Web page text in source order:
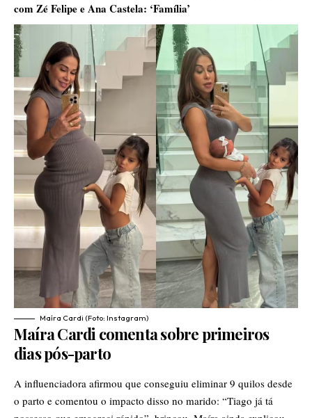
com Zé Felipe e Ana Castela: ‘Família’
Maíra Cardi (Foto: Instagram)
Maíra Cardi comenta sobre primeiros
dias pós-parto
A influenciadora afirmou que conseguiu eliminar 9 quilos desde
o parto e comentou o impacto disso no marido: “Tiago já tá